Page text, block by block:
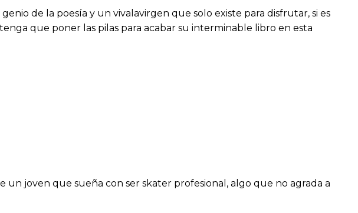
de la poesía y un vivalavirgen que solo existe para disfrutar, si es
que poner las pilas para acabar su interminable libro en esta
joven que sueña con ser skater profesional, algo que no agrada a